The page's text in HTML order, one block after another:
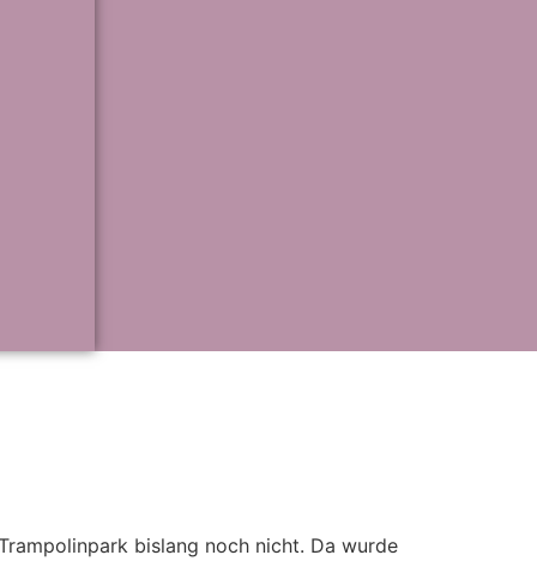
bislang noch nicht. Da wurde